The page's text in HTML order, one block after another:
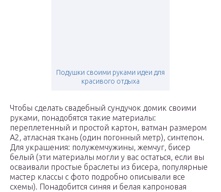
Подушки своими руками идеи для
красивого отдыха
Чтобы сделать свадебный сундучок домик своими
руками, понадобятся такие материалы:
переплетенный и простой картон, ватман размером
А2, атласная ткань (один погонный метр), синтепон.
Для украшения: полужемчужины, жемчуг, бисер
белый (эти материалы могли у вас остаться, если вы
осваивали простые браслеты из бисера, популярные
мастер классы с фото подробно описывали все
схемы). Понадобится синяя и белая капроновая